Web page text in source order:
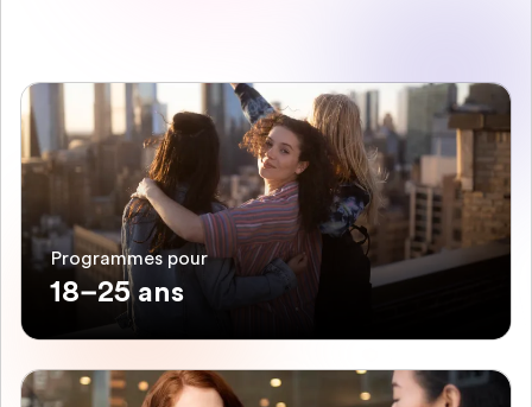
Programmes pour
18–25 ans